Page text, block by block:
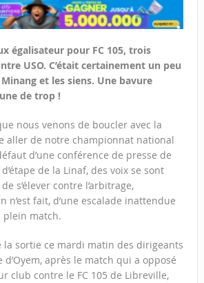
égalisateur pour FC 105, trois
USO. C’était certainement un peu
et les siens. Une bavure
de trop !
nous venons de boucler avec la
aller de notre championnat national
d’une conférence de presse de
de la Linaf, des voix se sont
s’élever contre l’arbitrage,
n’est fait, d’une escalade inattendue
plein match.
la sortie ce mardi matin des dirigeants
d’Oyem, après le match qui a opposé
club contre le FC 105 de Libreville,